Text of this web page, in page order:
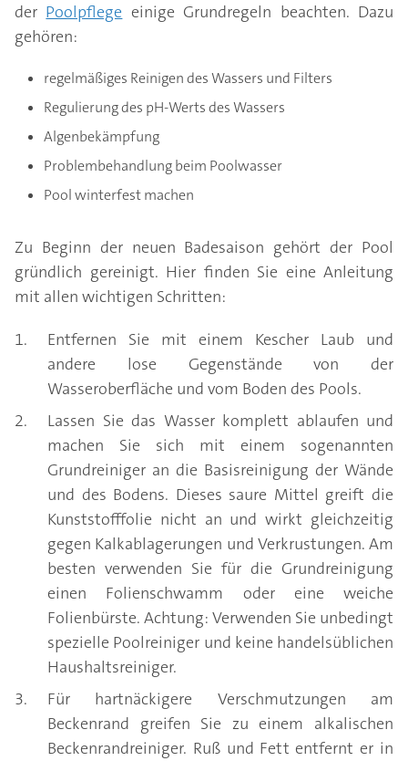
der Poolpflege einige Grundregeln beachten. Dazu
gehören:
regelmäßiges Reinigen des Wassers und Filters
Regulierung des pH-Werts des Wassers
Algenbekämpfung
Problembehandlung beim Poolwasser
Pool winterfest machen
Zu Beginn der neuen Badesaison gehört der Pool
gründlich gereinigt. Hier finden Sie eine Anleitung
mit allen wichtigen Schritten:
Entfernen Sie mit einem Kescher Laub und
andere lose Gegenstände von der
Wasseroberfläche und vom Boden des Pools.
Lassen Sie das Wasser komplett ablaufen und
machen Sie sich mit einem sogenannten
Grundreiniger an die Basisreinigung der Wände
und des Bodens. Dieses saure Mittel greift die
Kunststofffolie nicht an und wirkt gleichzeitig
gegen Kalkablagerungen und Verkrustungen. Am
besten verwenden Sie für die Grundreinigung
einen Folienschwamm oder eine weiche
Folienbürste. Achtung: Verwenden Sie unbedingt
spezielle Poolreiniger und keine handelsüblichen
Haushaltsreiniger.
Für hartnäckigere Verschmutzungen am
Beckenrand greifen Sie zu einem alkalischen
Beckenrandreiniger. Ruß und Fett entfernt er in